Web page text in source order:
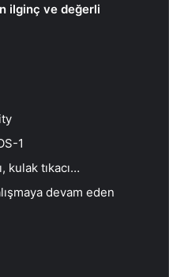
ilginç ve değerli
1
kulak tıkacı…
devam eden